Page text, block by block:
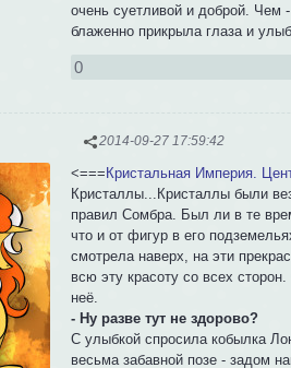
очень суетливой и доброй. Чем
блаженно прикрыла глаза и
0
2014-09-27 17:59:42
<=== Кристальная Империя.
Кристаллы...Кристаллы были
правил Сомбра. Был ли в те
что и от фигур в его
смотрела наверх, на эти
всю эту красоту со всех
неё.
- Ну разве тут не здорово?
С улыбкой спросила кобылка
весьма забавной позе - задом